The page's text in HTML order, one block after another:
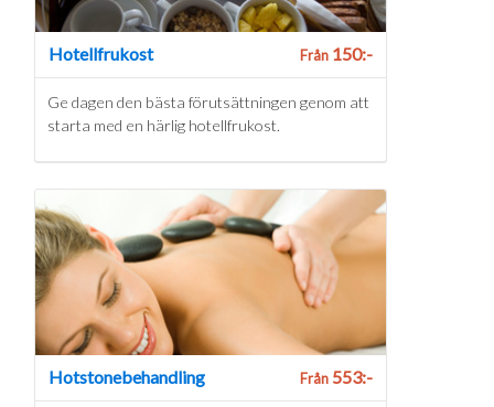
Hotellfrukost Från150:-
Ge dagen den bästa förutsättningen genom att
starta med en härlig hotellfrukost.
Hotstonebehandling Från553:-